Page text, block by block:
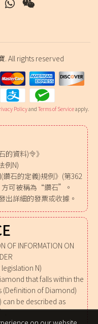
. All rights reserved
Policyand Terms of Serviceapply.
的資料)令》
例N)
石的定義)規例》(第362
方可被稱為“鑽石”。
出詳細的發票或收據。
OF INFORMATION ON
N)
that falls within the
(Definition of Diamond)
can be described as